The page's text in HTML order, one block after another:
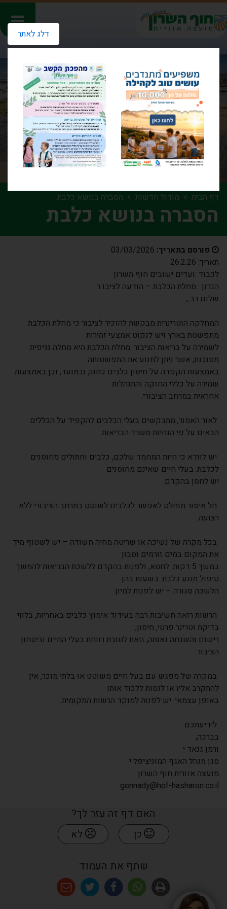
דלג לאתר
דף הבית מודול חדשות הסברה בנושא כלבת
הסברה בנושא כלבת
פורסם בתאריך:
תאריך: 26.2.26
לכבוד :ועדים ישובים חוף השרון
הנדון : מחלת הכלבת – הודעה לציבו ר
שלום רב ,
המחלקה הוטרינרית מבקשת להזכיר לציבור כי מחלת הכלבת
מתפשטת בארץ ויש לנקוט אמצעי זהירות
לשמירה על בריאות הציבור. מחלת הכלבת היא מחלה נגיפית
מסוכנת, אשר ניתן למנוע את התפשטותה
באמצעות הקפדה על חיסון כלבים כחוק ובמועד, וכן באמצעות
שמירה על כללי החזקה והתנהלות
אחראית במרחב הציבורי.
לאור האמור, מתבקשים בעלי הכלבים להקפיד על הכללים
הבאים על פי הנחיות משרד הבריאות:
יש לוודא כי חיות המחמד שלכם, כלבים וחתולים מחוסנים
לכלבת. בעלי חיים שאינם מחוסנים
יש לחסן בהקדם.
חל איסור מוחלט לאפשר לכלבים לשוטט במרחב הציבורי ללא
רצועה.
בכל מקרה של נשיכה או שריטה מחיה חשודה – יש לשטוף מיד
את המקום במים זורמים וסבון
במשך 5 דקות. לחטא, ולפנות בהקדם ללשכת הבריאות להמשך
טיפול מונע כלבת. בשעות בהן
הלשכה סגורה – יש לפנות למיון.
הרשות רואה חשיבות רבה בעידוד אימוץ כלבים באחריות, בלווי
בדיקת וטרינר פרטי, חיסון,
רישום והשגחה נאותה, וזאת לטובת רווחת בעלי החיים וביטחון
הציבור.
במקרה של מפגש עם בעל חיים משוטט או בלתי מוכר, אין
להתקרב אליו או לנסות ללכוד אותו
באופן עצמאי. יש לפנות למוקד הרשות המקומית.
לידיעתכם
בברכה,
ורמן גנאד י
סגן מנהל האגף המוניציפל י
מועצה אזורית חוף השרון
gennady@hof-hasharon.co.il
האם דף זה עזר לך?
כן לא
שתף את העמוד